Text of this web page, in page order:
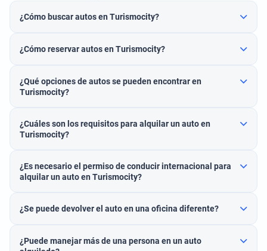
¿Cómo buscar autos en Turismocity?
¿Cómo reservar autos en Turismocity?
¿Qué opciones de autos se pueden encontrar en
Turismocity?
¿Cuáles son los requisitos para alquilar un auto en
Turismocity?
¿Es necesario el permiso de conducir internacional para
alquilar un auto en Turismocity?
¿Se puede devolver el auto en una oficina diferente?
¿Puede manejar más de una persona en un auto